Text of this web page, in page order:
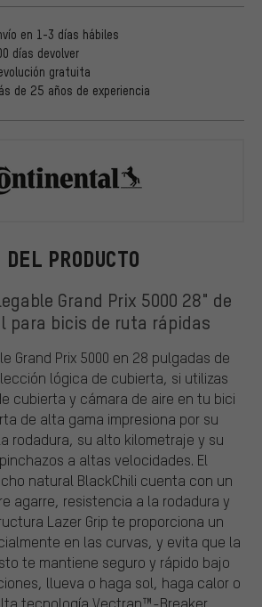
PRODUCTO
Grand Prix 5000 28" de
para bicis de ruta rápidas
Grand Prix 5000 en 28 pulgadas de
lógica de cubierta, si utilizas
cubierta y cámara de aire en tu bici
de alta gama impresiona por su
rodadura, su alto kilometraje y su
a altas velocidades. El
natural BlackChili cuenta con un
agarre, resistencia a la rodadura y
Lazer Grip te proporciona un
en las curvas, y evita que la
te mantiene seguro y rápido bajo
llueva o haga sol, haga calor o
tecnología Vectran™-Breaker
en 1-3 días hábiles
días devolver
gratuita
de 25 años de experiencia